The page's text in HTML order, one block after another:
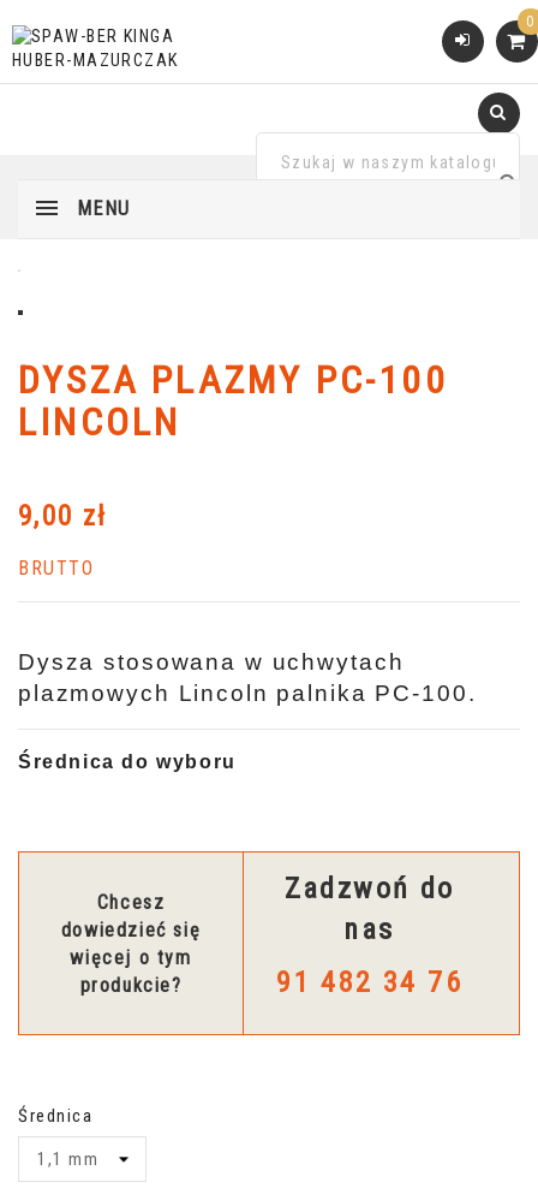
0
MENU
DYSZA PLAZMY PC-100
LINCOLN
9,00 zł
BRUTTO
Dysza stosowana w uchwytach
plazmowych Lincoln palnika PC-100.
Średnica do wyboru
Chcesz
dowiedzieć się
więcej o tym
produkcie?
Zadzwoń do
nas
91 482 34 76
Średnica